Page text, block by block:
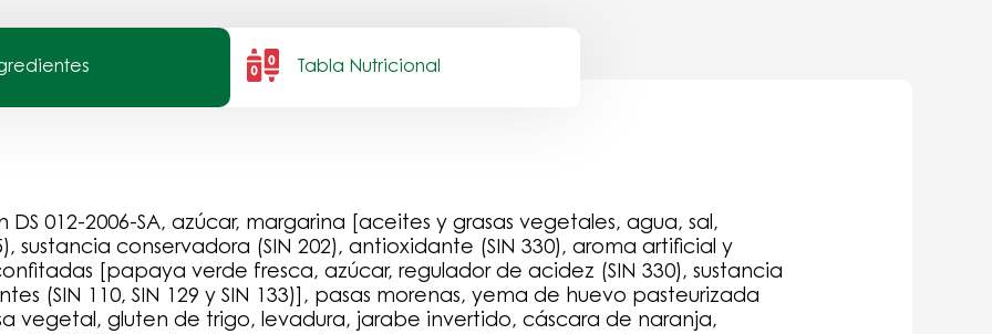
Tabla Nutricional
012-2006-SA, azúcar, margarina [aceites y grasas vegetales, agua, sal,
sustancia conservadora (SIN 202), antioxidante (SIN 330), aroma artificial y
[papaya verde fresca, azúcar, regulador de acidez (SIN 330), sustancia
(SIN 110, SIN 129 y SIN 133)], pasas morenas, yema de huevo pasteurizada
vegetal, gluten de trigo, levadura, jarabe invertido, cáscara de naranja,